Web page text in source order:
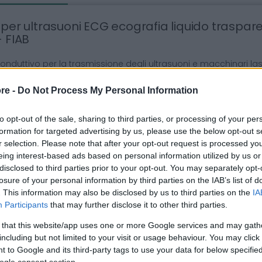
- Do Not Process My Personal Information
opt-out of the sale, sharing to third parties, or processing of your
for targeted advertising by us, please use the below opt-out
selection. Please note that after your opt-out request is processed
interest-based ads based on personal information utilized by us
to third parties prior to your opt-out. You may separately
of your personal information by third parties on the IAB’s list of
This information may also be disclosed by us to third parties on the
Participants that may further disclose it to other third parties.
that this website/app uses one or more Google services and may
but not limited to your visit or usage behaviour. You may
to Google and its third-party tags to use your data for below
ultrasuoni ECG ecografia liquido
per la trasmissione degli ultrasuoni e macchinari
ultrasuoni, ideale per ECG ed ecografia, è una soluzione
delle immagini e garantire una trasmissione ottimale degli
ml con un pratico dosatore, questo gel è essenziale per
le procedure diagnostiche. La sua formulazione non
mediche, assicurando comfort e affidabilità per il
Principali:
Il gel è completamente
delle immagini ecografiche.
Ottimale:Garantisce una trasmissione